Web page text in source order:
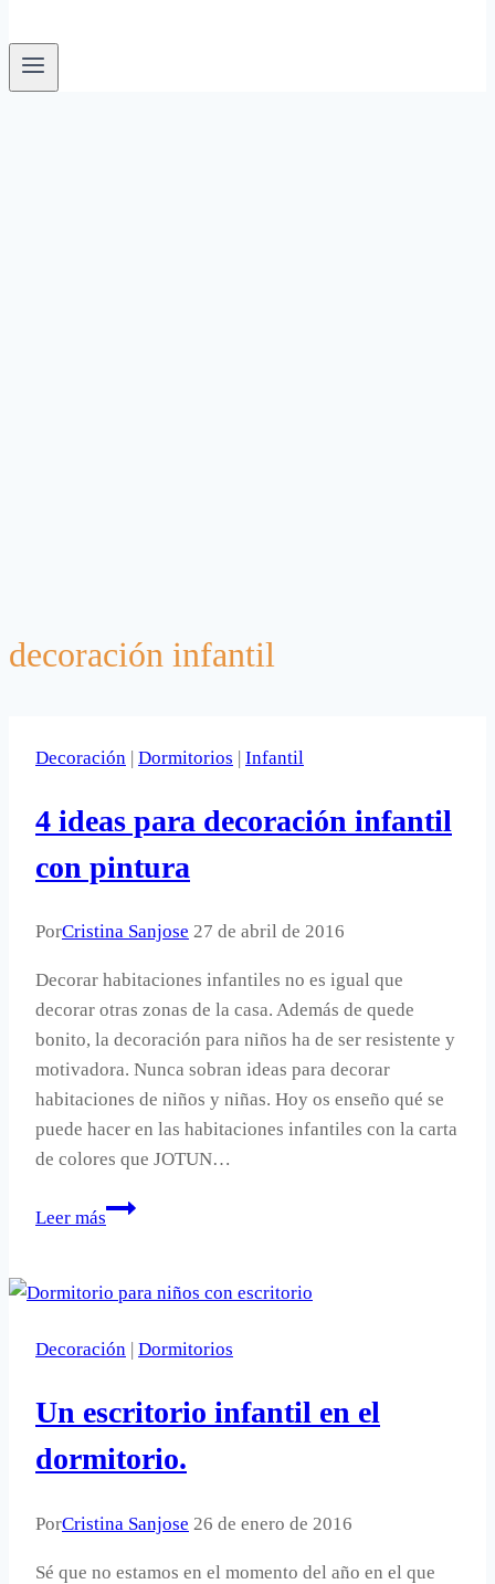
decoración infantil
Decoración | Dormitorios | Infantil
4 ideas para decoración infantil
con pintura
PorCristina Sanjose 27 de abril de 2016
Decorar habitaciones infantiles no es igual que
decorar otras zonas de la casa. Además de quede
bonito, la decoración para niños ha de ser resistente y
motivadora. Nunca sobran ideas para decorar
habitaciones de niños y niñas. Hoy os enseño qué se
puede hacer en las habitaciones infantiles con la carta
de colores que JOTUN…
Leer más
4
decoración
con
Decoración Dormitorios
Un escritorio infantil en el
dormitorio.
PorCristina Sanjose 26 de enero de 2016
Sé que no estamos en el momento del año en el que